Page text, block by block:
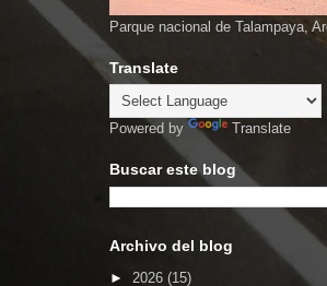
Parque nacional de Talampaya,
Translate
Powered by Translate
Buscar este blog
Archivo del blog
► 2026 (15)